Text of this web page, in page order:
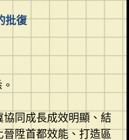
批復
同成長成效明顯、結
陞首都效能、打造區